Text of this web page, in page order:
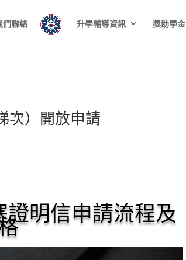
們聯絡 升學輔導資訊 獎助學金
次）開放申請
明信申請流程及